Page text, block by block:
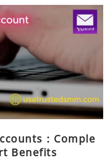
: Comple
Benefits